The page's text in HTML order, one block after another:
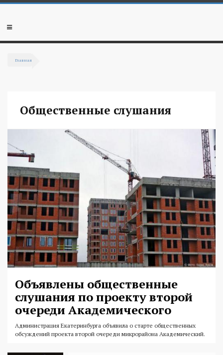
Перейти к основному содержанию
Мобильное
Главная
Общественные слушания
Объявлены общественные
слушания по проекту второй
очереди Академического
Администрация Екатеринбурга объявила о старте общественных
обсуждений проекта второй очереди микрорайона Академический.